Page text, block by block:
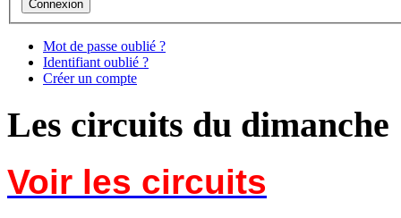
Mot de passe oublié ?
Identifiant oublié ?
Créer un compte
Les circuits du dimanche
Voir les circuits